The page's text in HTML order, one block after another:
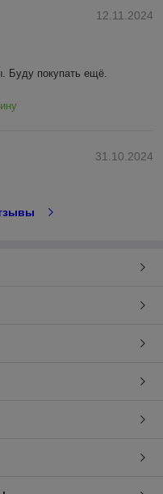
12.11.2024
Буду покупать ещё.
31.10.2024